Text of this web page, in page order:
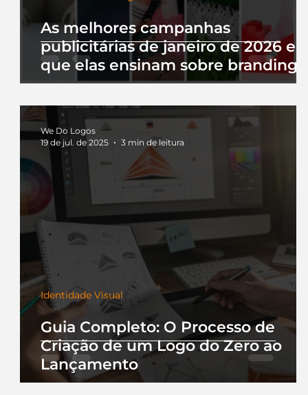
As melhores campanhas
publicitárias de janeiro de 2026 e
que elas ensinam sobre branding
Guia Completo: O Processo de
Criação de um Logo do Zero ao
Lançamento
Identidade Visual
We Do Logos
19 de jul. de 2025
3 min de leitura